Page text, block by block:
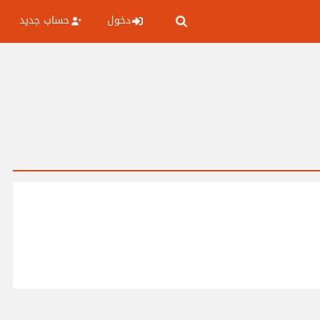
دخول حساب جديد